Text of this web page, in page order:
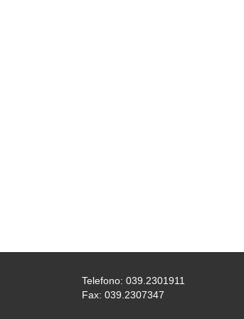
Telefono: 039.2301911
Fax: 039.2307347